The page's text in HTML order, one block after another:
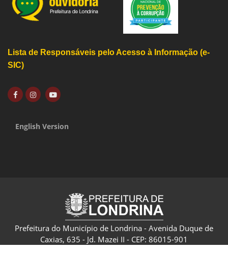
Lista de Responsáveis pelo Acesso à Informação (e-
SIC)
English Version
Prefeitura do Município de Londrina - Avenida Duque de
Caxias, 635 - Jd. Mazei II - CEP: 86015-901